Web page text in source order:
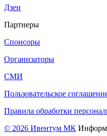
Дзен
Партнеры
Спонсоры
Организаторы
СМИ
Пользовательское
Правила обработки
© 2026 Ивентум МК